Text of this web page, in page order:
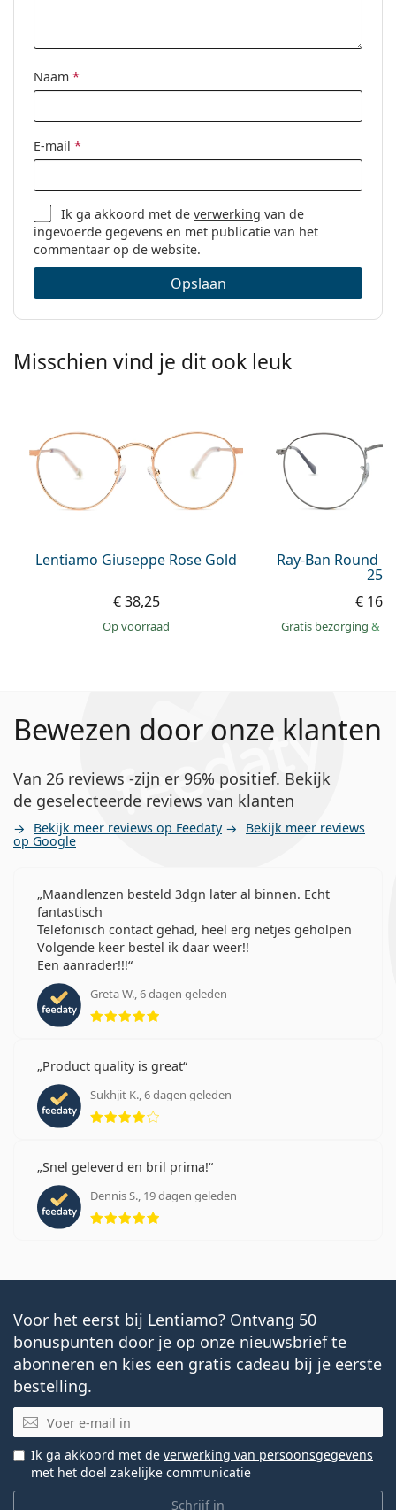
Naam *
E-mail *
Ik ga akkoord met deverwerking van de
ingevoerde gegevens en met publicatie van het
commentaar op de website.
Opslaan
Misschien vind je dit ook leuk
Lentiamo Giuseppe Rose Gold
€ 38,25
op voorraad
Ray-Ban Round
€
Gratis bezorging &
Bewezen door onze klanten
Van 26 reviews -zijn er 96% positief. Bekijk
de geselecteerde reviews van klanten
Bekijk meer reviews op Feedaty Bekijk meer reviews
op Google
Maandlenzen besteld 3dgn later al binnen. Echt
fantastisch
Telefonisch contact gehad, heel erg netjes geholpen
Volgende keer bestel ik daar weer!!
Een aanrader!!!
Greta W., 6 dagen geleden
Beoordeling 5 van 5
Product quality is great
Sukhjit K., 6 dagen geleden
Beoordeling 4 van 5
Snel geleverd en bril prima!
Dennis S., 19 dagen geleden
Beoordeling 5 van 5
Voor het eerst bij Lentiamo? Ontvang 50
bonuspunten door je op onze nieuwsbrief te
abonneren en kies een gratis cadeau bij je eerste
bestelling.
E-mail
Schrijf in
Ik ga akkoord met de verwerking van persoonsgegevens
met het doel zakelijke communicatie